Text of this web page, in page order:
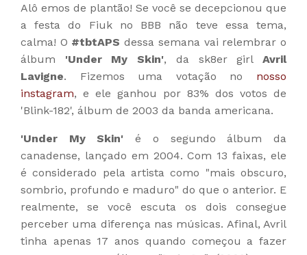
Alô emos de plantão! Se você se decepcionou que
a festa do Fiuk no BBB não teve essa tema,
calma! O #tbtAPS dessa semana vai relembrar o
álbum 'Under My Skin', da sk8er girlAvril
Lavigne. Fizemos uma votação no nosso
instagram, e ele ganhou por 83% dos votos de
'Blink-182', álbum de 2003 da banda americana.
'Under My Skin' é o segundo álbum da
canadense, lançado em 2004. Com 13 faixas, ele
é considerado pela artista como "mais obscuro,
sombrio, profundo e maduro" do que o anterior. E
realmente, se você escuta os dois consegue
perceber uma diferença nas músicas. Afinal, Avril
tinha apenas 17 anos quando começou a fazer